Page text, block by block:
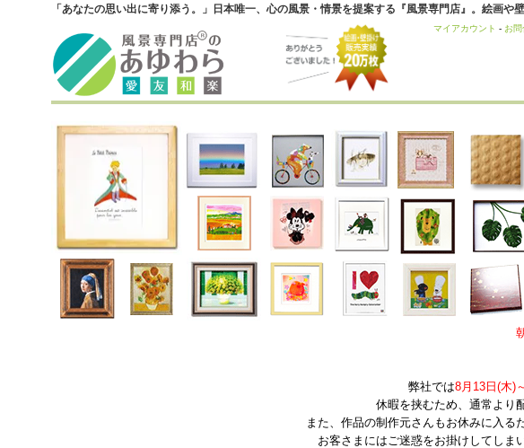
「あなたの思い出に寄り添う。」日本唯一、心の風景・情景を提案する『風景専門店』。絵画
マイアカウント - お
弊社では8月13日(木)
休暇を挟むため、通常より
また、作品の制作元さんもお休みに入る
お客さまにはご迷惑をお掛けしてしま